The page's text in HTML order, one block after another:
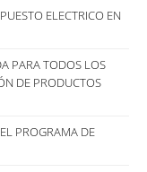
ELECTRICO EN
PARA TODOS LOS
DE PRODUCTOS
PROGRAMA DE